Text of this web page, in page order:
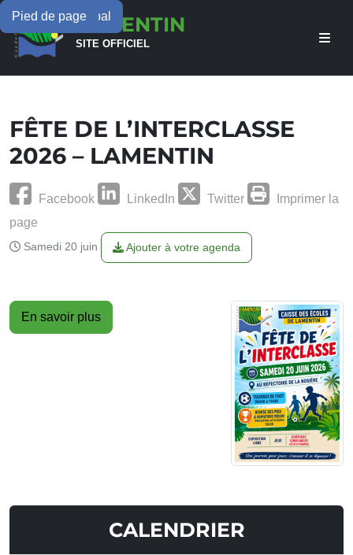
Menu principal
Contenu principal
Pied de pageLAMENTIN
SITE OFFICIEL
FÊTE DE L’INTERCLASSE
2026 – LAMENTIN
Facebook LinkedIn Twitter
Imprimer la
page
Samedi 20 juin Ajouter à votre agenda
En savoir plus
CALENDRIER